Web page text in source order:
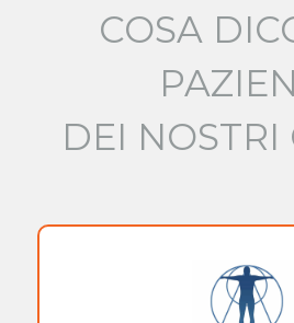
COSA
DEI NOSTRI